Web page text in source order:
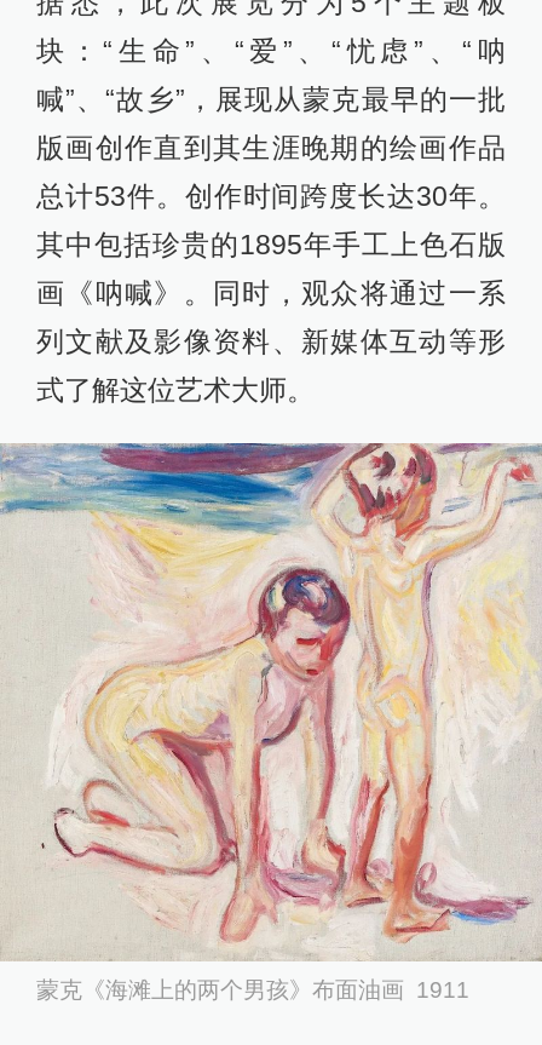
块：“生命”、“爱”、“忧虑”、“呐
喊”、“故乡”，展现从蒙克最早的一批
版画创作直到其生涯晚期的绘画作品
总计53件。创作时间跨度长达30年。
其中包括珍贵的1895年手工上色石版
画《呐喊》。同时，观众将通过一系
列文献及影像资料、新媒体互动等形
式了解这位艺术大师。
蒙克《海滩上的两个男孩》布面油画 1911